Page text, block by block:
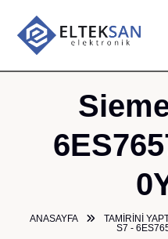
ANASAYFA TAMIRINI
S7 -